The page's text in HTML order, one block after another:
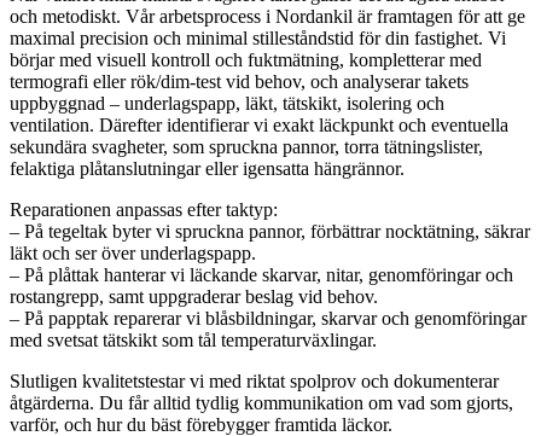
och metodiskt. Vår arbetsprocess i Nordankil är framtagen för att ge
maximal precision och minimal stilleståndstid för din fastighet. Vi
börjar med visuell kontroll och fuktmätning, kompletterar med
termografi eller rök/dim-test vid behov, och analyserar takets
uppbyggnad – underlagspapp, läkt, tätskikt, isolering och
ventilation. Därefter identifierar vi exakt läckpunkt och eventuella
sekundära svagheter, som spruckna pannor, torra tätningslister,
felaktiga plåtanslutningar eller igensatta hängrännor.
Reparationen anpassas efter taktyp:
– På tegeltak byter vi spruckna pannor, förbättrar nocktätning, säkrar
läkt och ser över underlagspapp.
– På plåttak hanterar vi läckande skarvar, nitar, genomföringar och
rostangrepp, samt uppgraderar beslag vid behov.
– På papptak reparerar vi blåsbildningar, skarvar och genomföringar
med svetsat tätskikt som tål temperaturväxlingar.
Slutligen kvalitetstestar vi med riktat spolprov och dokumenterar
åtgärderna. Du får alltid tydlig kommunikation om vad som gjorts,
varför, och hur du bäst förebygger framtida läckor.